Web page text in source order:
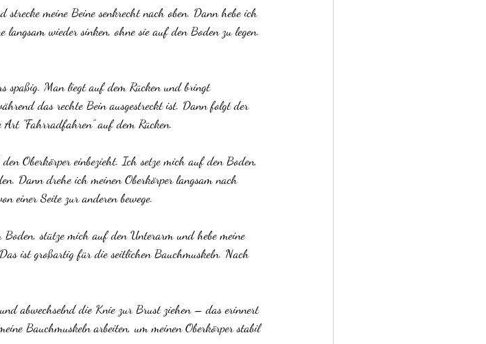
strecke meine Beine senkrecht nach oben. Dann hebe ich
wieder sinken, ohne sie auf den Boden zu legen.
spaßig. Man liegt auf dem Rücken und bringt
das rechte Bein ausgestreckt ist. Dann folgt der
Art "Fahrradfahren" auf dem Rücken.
Oberkörper einbezieht. Ich setze mich auf den Boden,
Dann drehe ich meinen Oberkörper langsam nach
einer Seite zur anderen bewege.
stütze mich auf den Unterarm und hebe meine
ist großartig für die seitlichen Bauchmuskeln. Nach
abwechselnd die Knie zur Brust ziehen – das erinnert
Bauchmuskeln arbeiten, um meinen Oberkörper stabil